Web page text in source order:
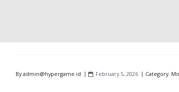
Byadmin@hypergame.id February 5, 2026 Category: